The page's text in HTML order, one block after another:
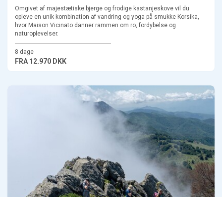
Omgivet af majestætiske bjerge og frodige kastanjeskove vil du
opleve en unik kombination af vandring og yoga på smukke Korsika,
hvor Maison Vicinato danner rammen om ro, fordybelse og
naturoplevelser.
8 dage
FRA 12.970 DKK